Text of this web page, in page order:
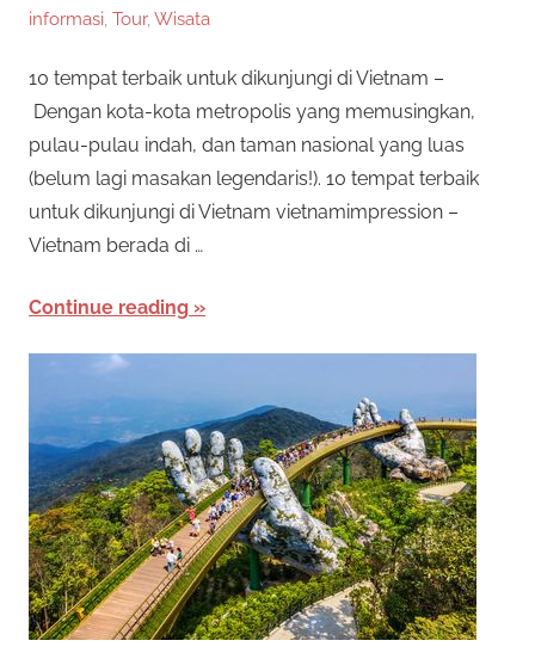
informasi, Tour, Wisata
10 tempat terbaik untuk dikunjungi di Vietnam –
Dengan kota-kota metropolis yang memusingkan,
pulau-pulau indah, dan taman nasional yang luas
(belum lagi masakan legendaris!). 10 tempat terbaik
untuk dikunjungi di Vietnam vietnamimpression –
Vietnam berada di …
Continue reading